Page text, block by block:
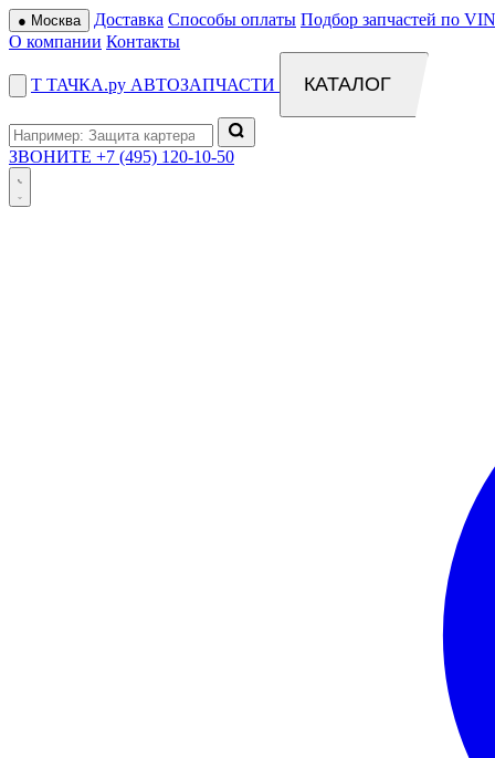
● Москва Доставка Способы оплаты Подбор запчастей по
О компании Контакты
Т ТАЧКА.ру АВТОЗАПЧАСТИ КАТАЛОГ
ЗВОНИТЕ +7 (495) 120-10-50